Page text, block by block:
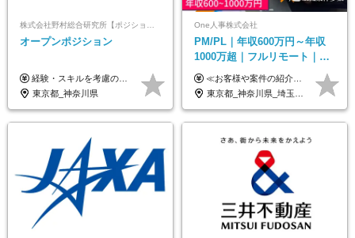
株式会社野村総合研究所【ポジションマッチ登録】
オープンポジション
経験・スキルを考慮の上、決定します。
東京都_神奈川県
One人事株式会社
PM/PL｜年収600万円～年収
1000万超｜フルリモート｜
SIerへの変革期をリード＆自
社サービス
≪お客様や案件の紹介によりインセンティブを支給！≫ 月給40万円以上＋賞与年2回＋インセンティブ ◎経験やスキルを考慮の上、優遇します ◎上記月給は固定残業代月45時間分(月額9万1040円以上)を含みます。超過した場合は全額追加支給します ◎試用期間3カ月あり(給与や福利厚生等は同じです) ＜年収例＞ 36歳／PL（元SE）／580万円 / 官公庁向けWebシステム開発 ※メンバーから2年でPLへ昇格 41歳／SL／616万円 / メーカー向けWebサイト開発 46歳／PL／742万円 / 金融情報連携システム開発 52歳 / PM / 952万円 / 信販システムの再構築 55歳 / PM / 910万円 / 製造業向け基盤構築開発
東京都_神奈川県_埼玉県_千葉県_大阪府_愛知県_北海道_青森県_岩手県_宮城県_秋田県_山形県_福島県_茨城県_栃木県_群馬県_新潟県_山梨県_長野県_富山県_石川県_福井県_静岡県_岐阜県_三重県_兵庫県_京都府_滋賀県_奈良県_和歌山県_広島県_岡山県_鳥取県_島根県_山口県_徳島県_香川県_愛媛県_高知県_福岡県_熊本県_佐賀県_長崎県_大分県_宮崎県_鹿児島県_沖縄県